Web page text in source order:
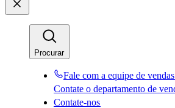
Procurar​​
Fale com a equipe de
Contate o departamento de
Contate-nos​​